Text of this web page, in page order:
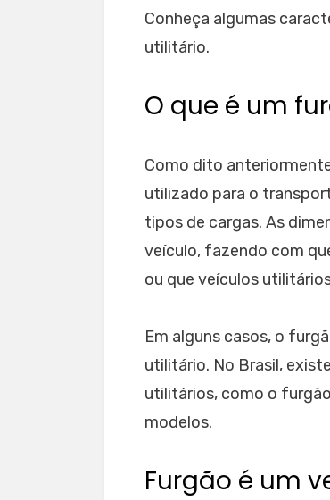
Conheça algumas
utilitário.
O que é um
Como dito
utilizado para o
tipos de cargas. As
veículo, fazendo com
ou que veículos
Em alguns casos, o
utilitário. No Brasil,
utilitários, como o
modelos.
Furgão é um